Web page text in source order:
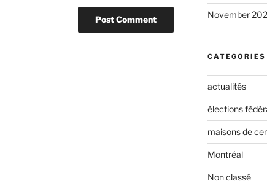
November
CATEGORIES
actualités
élections
maisons de
Montréal
Non classé